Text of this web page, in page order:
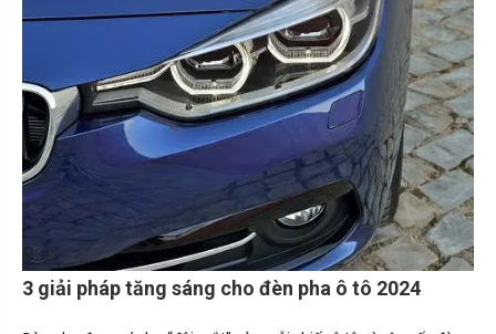
3 giải pháp tăng sáng cho đèn pha ô tô 2024